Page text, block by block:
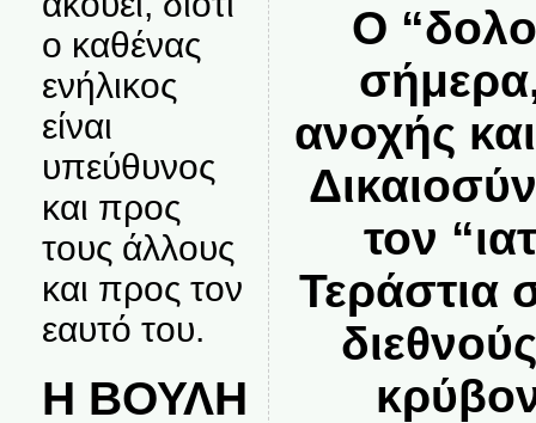
ο καθένας
ενήλικος
είναι
υπεύθυνος
και προς
τους άλλους
και προς τον
εαυτό του.
Η ΒΟΥΛΗ
Ο
σήμερα,
ανοχής
τον
Τεράστια